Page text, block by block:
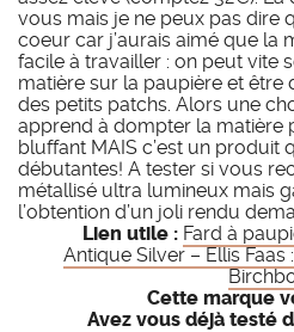
vous mais je ne peux pas dire
coeur car j’aurais aimé que la
facile à travailler : on peut vite
matière sur la paupière et être
des petits patchs. Alors une
apprend à dompter la matière
bluffant MAIS c’est un produit
débutantes! A tester si vous
métallisé ultra lumineux mais
l’obtention d’un joli rendu
Lien utile : Fard à
Antique Silver – Ellis
Cette marque
Avez vous déjà testé